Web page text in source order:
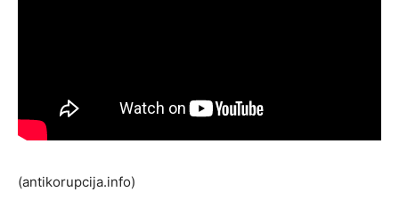
(antikorupcija.info)